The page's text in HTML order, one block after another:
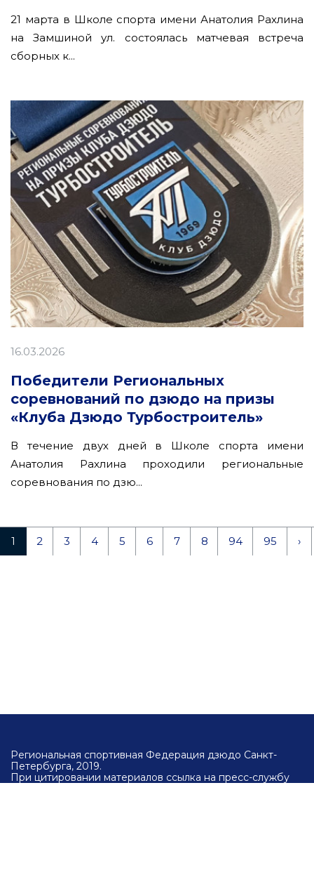
21 марта в Школе спорта имени Анатолия Рахлина
на Замшиной ул. состоялась матчевая встреча
сборных к...
16.03.2026
Победители Региональных
соревнований по дзюдо на призы
«Клуба Дзюдо Турбостроитель»
В течение двух дней в Школе спорта имени
Анатолия Рахлина проходили региональные
соревнования по дзю...
1 2 3 4 5 6 7 8 94 95 ›
Региональная спортивная Федерация дзюдо Санкт-
Петербурга, 2019.
При цитировании материалов ссылка на пресс-службу